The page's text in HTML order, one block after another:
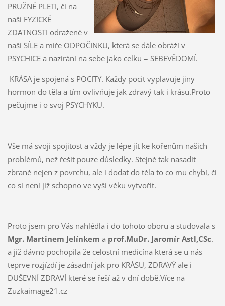
PRUŽNÉ PLETI, či na
naší FYZICKÉ
ZDATNOSTI odražené v
naší SÍLE a míře ODPOČINKU, která se dále obráží v
PSYCHICE a nazírání na sebe jako celku = SEBEVĚDOMÍ.
KRÁSA je spojená s POCITY. Každy pocit vyplavuje jiny
hormon do těla a tím ovlivńuje jak zdravý tak i krásu.Proto
pečujme i o svoj PSYCHYKU.
Vše má svoji spojitost a vždy je lépe jít ke kořenům našich
problémů, než řešit pouze důsledky. Stejně tak nasadit
zbraně nejen z povrchu, ale i dodat do těla to co mu chybí, či
co si není již schopno ve vyší věku vytvořit.
Proto jsem pro Vás nahlédla i do tohoto oboru a studovala s
Mgr. Martinem Jelínkem a prof.MuDr. Jaromír Astl,CSc.
a již dávno pochopila že celostní medicína která se u nás
teprve rozjízdí je zásadní jak pro KRÁSU, ZDRAVÝ ale i
DUŠEVNÍ ZDRAVÍ které se řeší až v dní době.Více na
Zuzkaimage21.cz